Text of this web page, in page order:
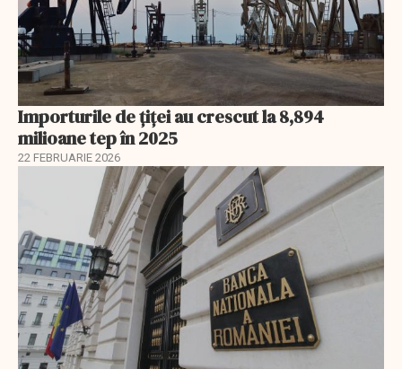
Importurile de țiței au crescut la 8,894
milioane tep în 2025
22 FEBRUARIE 2026